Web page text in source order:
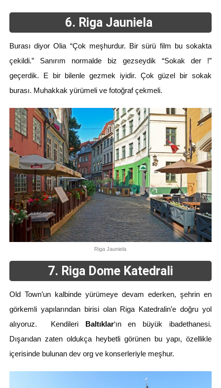
6. Riga Jauniela
Burası diyor Olia “Çok meşhurdur. Bir sürü film bu sokakta
çekildi.” Sanırım normalde biz gezseydik “Sokak der !”
geçerdik. E bir bilenle gezmek iyidir. Çok güzel bir sokak
burası. Muhakkak yürümeli ve fotoğraf çekmeli.
Riga Jauniela
7. Riga Dome Katedrali
Old Town’un kalbinde yürümeye devam ederken, şehrin en
görkemli yapılarından birisi olan Riga Katedralin’e doğru yol
alıyoruz. Kendileri Baltıklar‘ın en büyük ibadethanesi.
Dışarıdan zaten oldukça heybetli görünen bu yapı, özellikle
içerisinde bulunan dev org ve konserleriyle meşhur.